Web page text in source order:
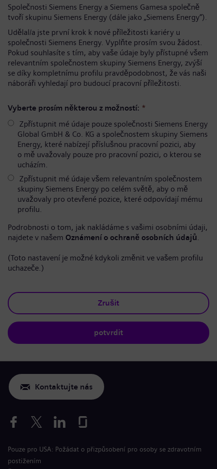
Společnosti Siemens Energy a Siemens Gamesa společně
tvoří skupinu Siemens Energy (dále jako „Siemens Energy“).
Udělal/a jste první krok k nové příležitosti kariéry u
společnosti Siemens Energy. Vyplňte prosím svou žádost.
Pokud souhlasíte s tím, aby vaše údaje byly přístupné všem
relevantním společnostem skupiny Siemens Energy, zvýší
se díky kompletnímu profilu pravděpodobnost, že vás naši
náboráři vyhledají pro budoucí pracovní příležitosti.
Vyberte prosím některou z možností: *
Zpřístupnit mé údaje pouze společnosti Siemens Energy
Global GmbH & Co. KG a společnostem skupiny Siemens
Energy, které nabízejí příslušnou pracovní pozici, aby
o mě uvažovaly pouze pro pracovní pozici, o kterou se
ucházím.
Zpřístupnit mé údaje všem relevantním společnostem
skupiny Siemens Energy po celém světě, aby o mě
uvažovaly pro otevřené pozice, které odpovídají mému
profilu.
Podrobnosti o tom, jak nakládáme s vašimi osobními údaji,
najdete v našem Oznámení o ochraně osobních údajů.
(Toto nastavení je možné kdykoli změnit ve vašem profilu
uchazeče.)
Zrušit
potvrdit
Kontaktujte nás
Pouze pro USA: Požádat o přizpůsobení pro osoby se zdravotním
postižením